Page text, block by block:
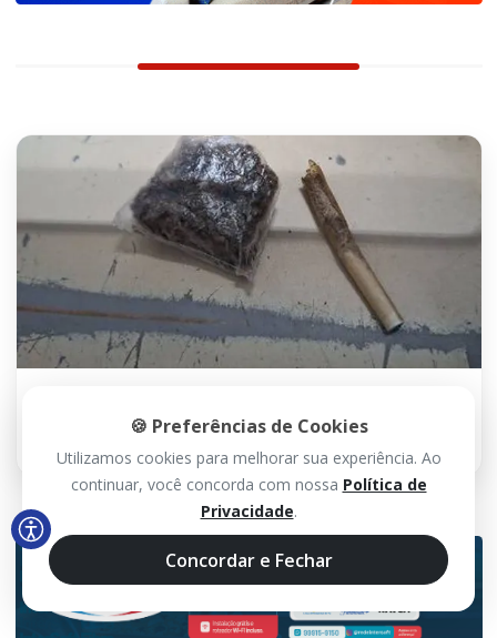
Jovem é preso com maconha após
abordagem no Centro de Guanambi
🍪 Preferências de Cookies
Utilizamos cookies para melhorar sua experiência. Ao
continuar, você concorda com nossa Política de
Privacidade.
Concordar e Fechar